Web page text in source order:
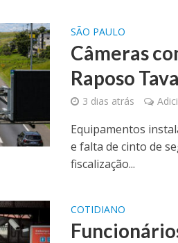
SÃO PAULO
Câmeras
Raposo
3 dias atrás
Equipamentos
e falta de cinto de
fiscalização...
COTIDIANO